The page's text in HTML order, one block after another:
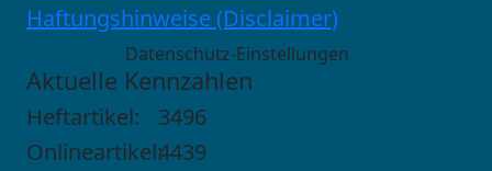
Haftungshinweise (Disclaimer)
Datenschutz-Einstellungen
Aktuelle Kennzahlen
Heftartikel:
3496
Onlineartikel:4439